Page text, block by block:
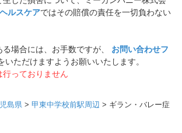
ルスケアではその賠償の責任を一切負わない
場合には、お手数ですが、 お問い合わせフ
いただけますようお願いいたします。
っておりません
島県 > 甲東中学校前駅周辺 > ギラン・バレー症